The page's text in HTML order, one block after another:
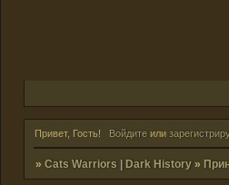
Привет, Гость! Войдитеили
»Cats Warriors | Dark History »